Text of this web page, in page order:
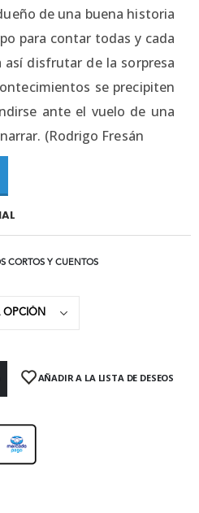
de una buena historia
para contar todas y cada
así disfrutar de la sorpresa
se precipiten
ante el vuelo de una
(Rodrigo Fresán
CORTOS Y CUENTOS
AÑADIR A LA LISTA DE DESEOS